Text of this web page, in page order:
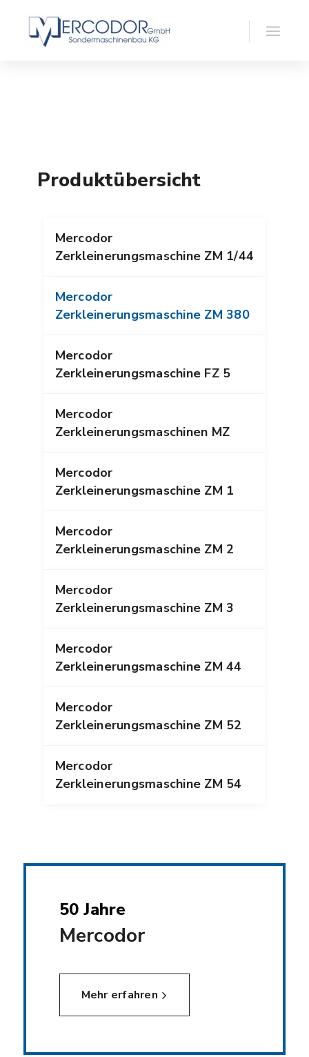
Produktübersicht
Mercodor
Zerkleinerungsmaschine ZM 1/44
Mercodor
Zerkleinerungsmaschine ZM 380
Mercodor
Zerkleinerungsmaschine FZ 5
Mercodor
Zerkleinerungsmaschinen MZ
Mercodor
Zerkleinerungsmaschine ZM 1
Mercodor
Zerkleinerungsmaschine ZM 2
Mercodor
Zerkleinerungsmaschine ZM 3
Mercodor
Zerkleinerungsmaschine ZM 44
Mercodor
Zerkleinerungsmaschine ZM 52
Mercodor
Zerkleinerungsmaschine ZM 54
50 Jahre
Mercodor
Mehr erfahren